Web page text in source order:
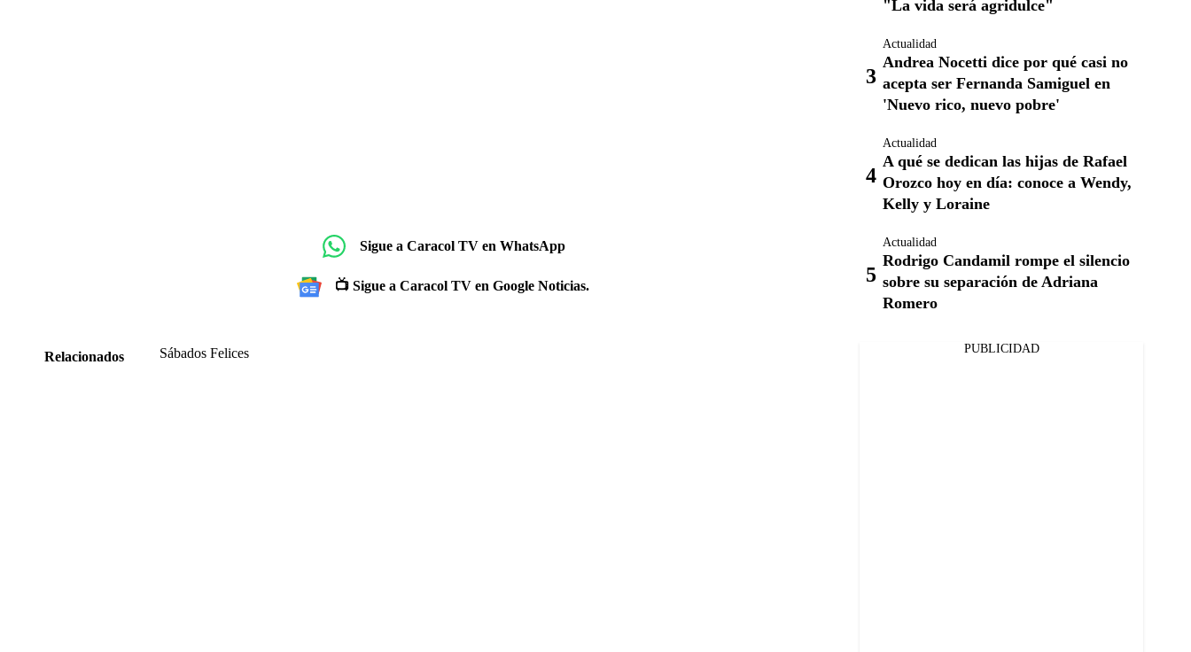
Sigue a Caracol TV en WhatsApp
📺 Sigue a Caracol TV en Google Noticias.
Relacionados Sábados Felices
"La vida será agridulce"
Actualidad
Andrea Nocetti dice por qué casi no
acepta ser Fernanda Samiguel en
'Nuevo rico, nuevo pobre'
Actualidad
A qué se dedican las hijas de Rafael
Orozco hoy en día: conoce a Wendy,
Kelly y Loraine
Actualidad
Rodrigo Candamil rompe el silencio
sobre su separación de Adriana
Romero
PUBLICIDAD